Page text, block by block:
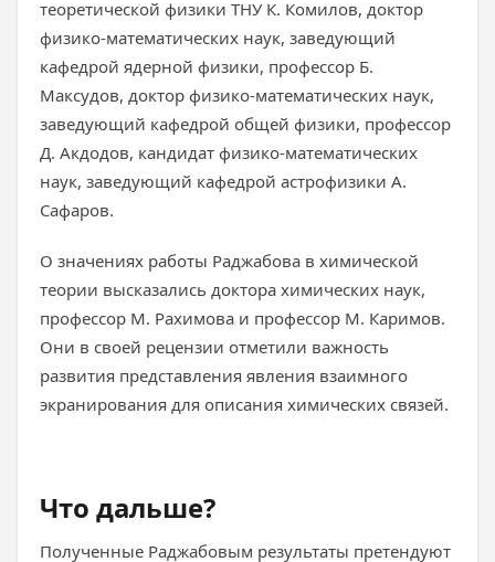
теоретической физики ТНУ К. Комилов, доктор
физико-математических наук, заведующий
кафедрой ядерной физики, профессор Б.
Максудов, доктор физико-математических наук,
заведующий кафедрой общей физики, профессор
Д. Акдодов, кандидат физико-математических
наук, заведующий кафедрой астрофизики А.
Сафаров.
О значениях работы Раджабова в химической
теории высказались доктора химических наук,
профессор М. Рахимова и профессор М. Каримов.
Они в своей рецензии отметили важность
развития представления явления взаимного
экранирования для описания химических связей.
Что дальше?
Полученные Раджабовым результаты претендуют